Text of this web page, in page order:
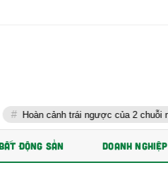
trái ngược của 2 chuỗi nhà sách lớn
ĐỘNG SẢN DOANH